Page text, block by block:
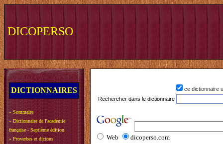
DICOPERSO
DICTIONNAIRES
» Sommaire
» Dictionnaire de l'académie
française - Septième édition
» Proverbes et dictons
ce dictionnaire
Rechercher dans le dictionnaire
Web dicoperso.com